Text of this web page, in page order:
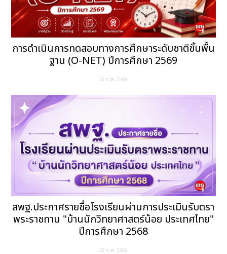
การดำเนินการทดสอบทางการศึกษาระดับชาติขั้นพื้น
ฐาน (O-NET) ปีการศึกษา 2569
22 ก.ค. 2569
สพฐ.ประกาศรายชื่อโรงเรียนผ่านการประเมินรับตรา
พระราชทาน "บ้านนักวิทยาศาสตร์น้อย ประเทศไทย"
ปีการศึกษา 2568
22 ก.ค. 2569